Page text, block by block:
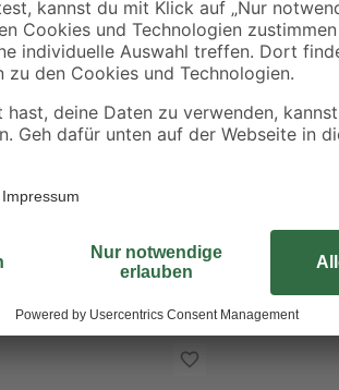
Die Sechskantmuttern
Schraubverbindungen
und sind somit für den
Muttern wird ein